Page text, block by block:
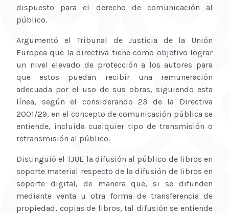
dispuesto para el derecho de comunicación al
público.
Argumentó el Tribunal de Justicia de la Unión
Europea que la directiva tiene como objetivo lograr
un nivel elevado de protección a los autores para
que estos puedan recibir una remuneración
adecuada por el uso de sus obras, siguiendo esta
línea, según el considerando 23 de la Directiva
2001/29, en el concepto de comunicación pública se
entiende, incluida cualquier tipo de transmisión o
retransmisión al público.
Distinguió el TJUE la difusión al público de libros en
soporte material respecto de la difusión de libros en
soporte digital, de manera que, si se difunden
mediante venta u otra forma de transferencia de
propiedad, copias de libros, tal difusión se entiende